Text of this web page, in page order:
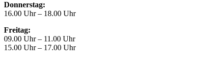
Donnerstag:
16.00 Uhr – 18.00 Uhr
Freitag:
09.00 Uhr – 11.00 Uhr
15.00 Uhr – 17.00 Uhr